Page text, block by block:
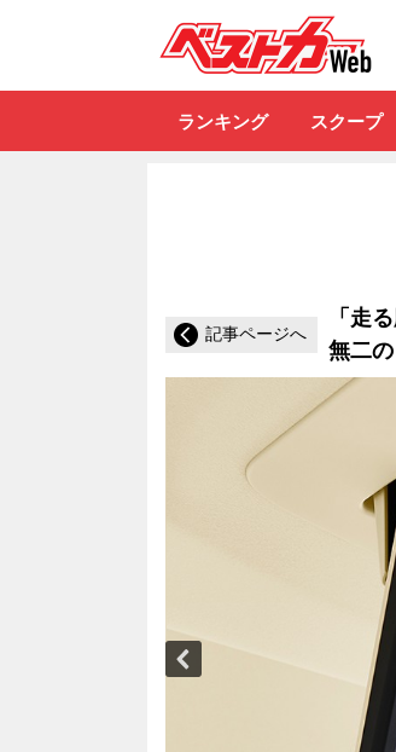
ランキング スクープ
記事ページへ
「走
無二